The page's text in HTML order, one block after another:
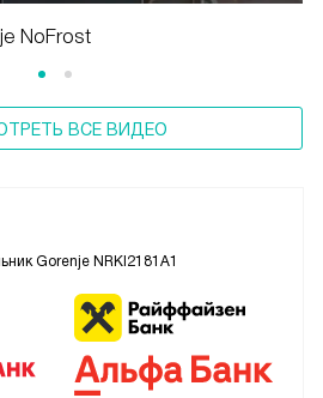
NoFrost
ВСЕ ВИДЕО
Gorenje NRKI2181A1